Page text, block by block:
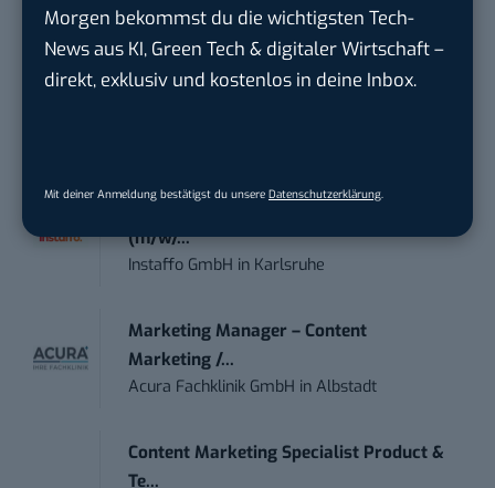
Morgen bekommst du die wichtigsten Tech-
News aus KI, Green Tech & digitaler Wirtschaft –
direkt, exklusiv und kostenlos in deine Inbox.
Mit deiner Anmeldung bestätigst du unsere Datenschutzerklärung
Social Media Manager – Content
Creation...
IT Sales & Online Marketing Manager
(m/w/...
Instaffo GmbH in Karlsruhe
Marketing Manager – Content
Marketing /...
Acura Fachklinik GmbH inAlbstadt
Content Marketing Specialist Product &
Te...